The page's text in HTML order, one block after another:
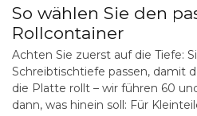
So wählen Sie den
Rollcontainer
Achten Sie zuerst auf die Tiefe:
Schreibtischtiefe passen, damit
die Platte rollt – wir führen 60
dann, was hinein soll: Für